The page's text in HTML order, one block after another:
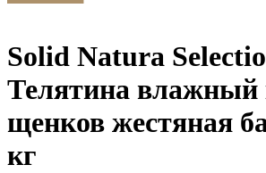
Solid Natura
Телятина влажный
щенков жестяная
кг